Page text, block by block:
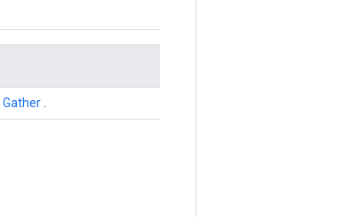
Gather